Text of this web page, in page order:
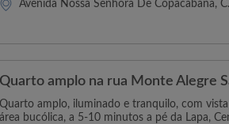
Avenida Nossa Senhora De Copacabana, Copacabana
Quarto amplo na rua Monte Alegre
Quarto amplo, iluminado e tranquilo, com
área bucólica, a 5-10 minutos a pé da Lapa,